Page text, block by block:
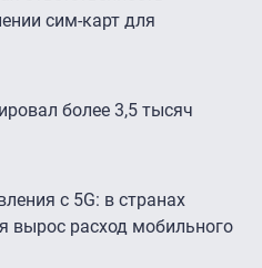
сим-карт для
более 3,5 тысяч
с 5G: в странах
вырос расход мобильного